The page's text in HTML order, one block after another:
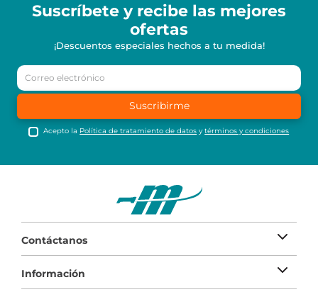
Suscríbete y recibe las mejores
ofertas
¡Descuentos especiales hechos a tu medida!
Suscribirme
Acepto la Política de tratamiento de datos ytérminos y condiciones
Contáctanos
Información